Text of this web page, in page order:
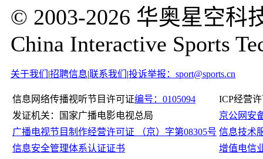
© 2003-2026 华奥星空科
China Interactive Sports
关于我们 |招聘信息|联系我们 |投诉举报：sport@sports.cn
信息网络传播视听节目许可证编号：0105094
ICP经营
发证机关：国家广播电影电视总局
京公网安
广播电视节目制作经营许可证 （京）字第08305号 信息技术
信息安全管理体系认证证书
增值电信